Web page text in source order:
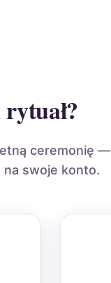
ceremonię
swoje konto.